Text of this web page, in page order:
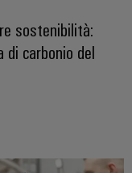
sostenibilità:
carbonio del